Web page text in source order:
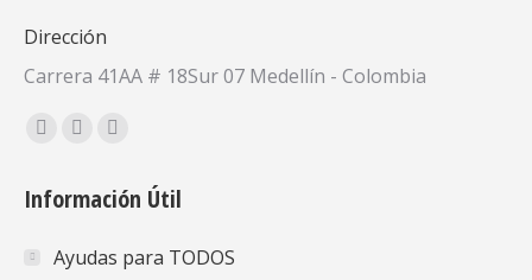
Dirección
Carrera 41AA # 18Sur 07 Medellín - Colombia
Encuéntranos en:
Facebook
opens
new
X
opens
new
YouTube
opens
new
Información Útil
Ayudas para TODOS